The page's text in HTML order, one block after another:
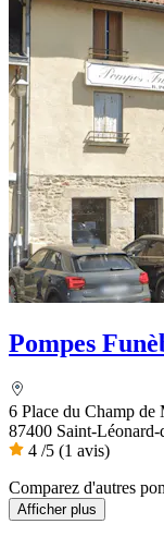
Pompes
6 Place du Champ de
87400 Saint-
4 /5 (1 avis)
Comparez d'autres
Afficher plus